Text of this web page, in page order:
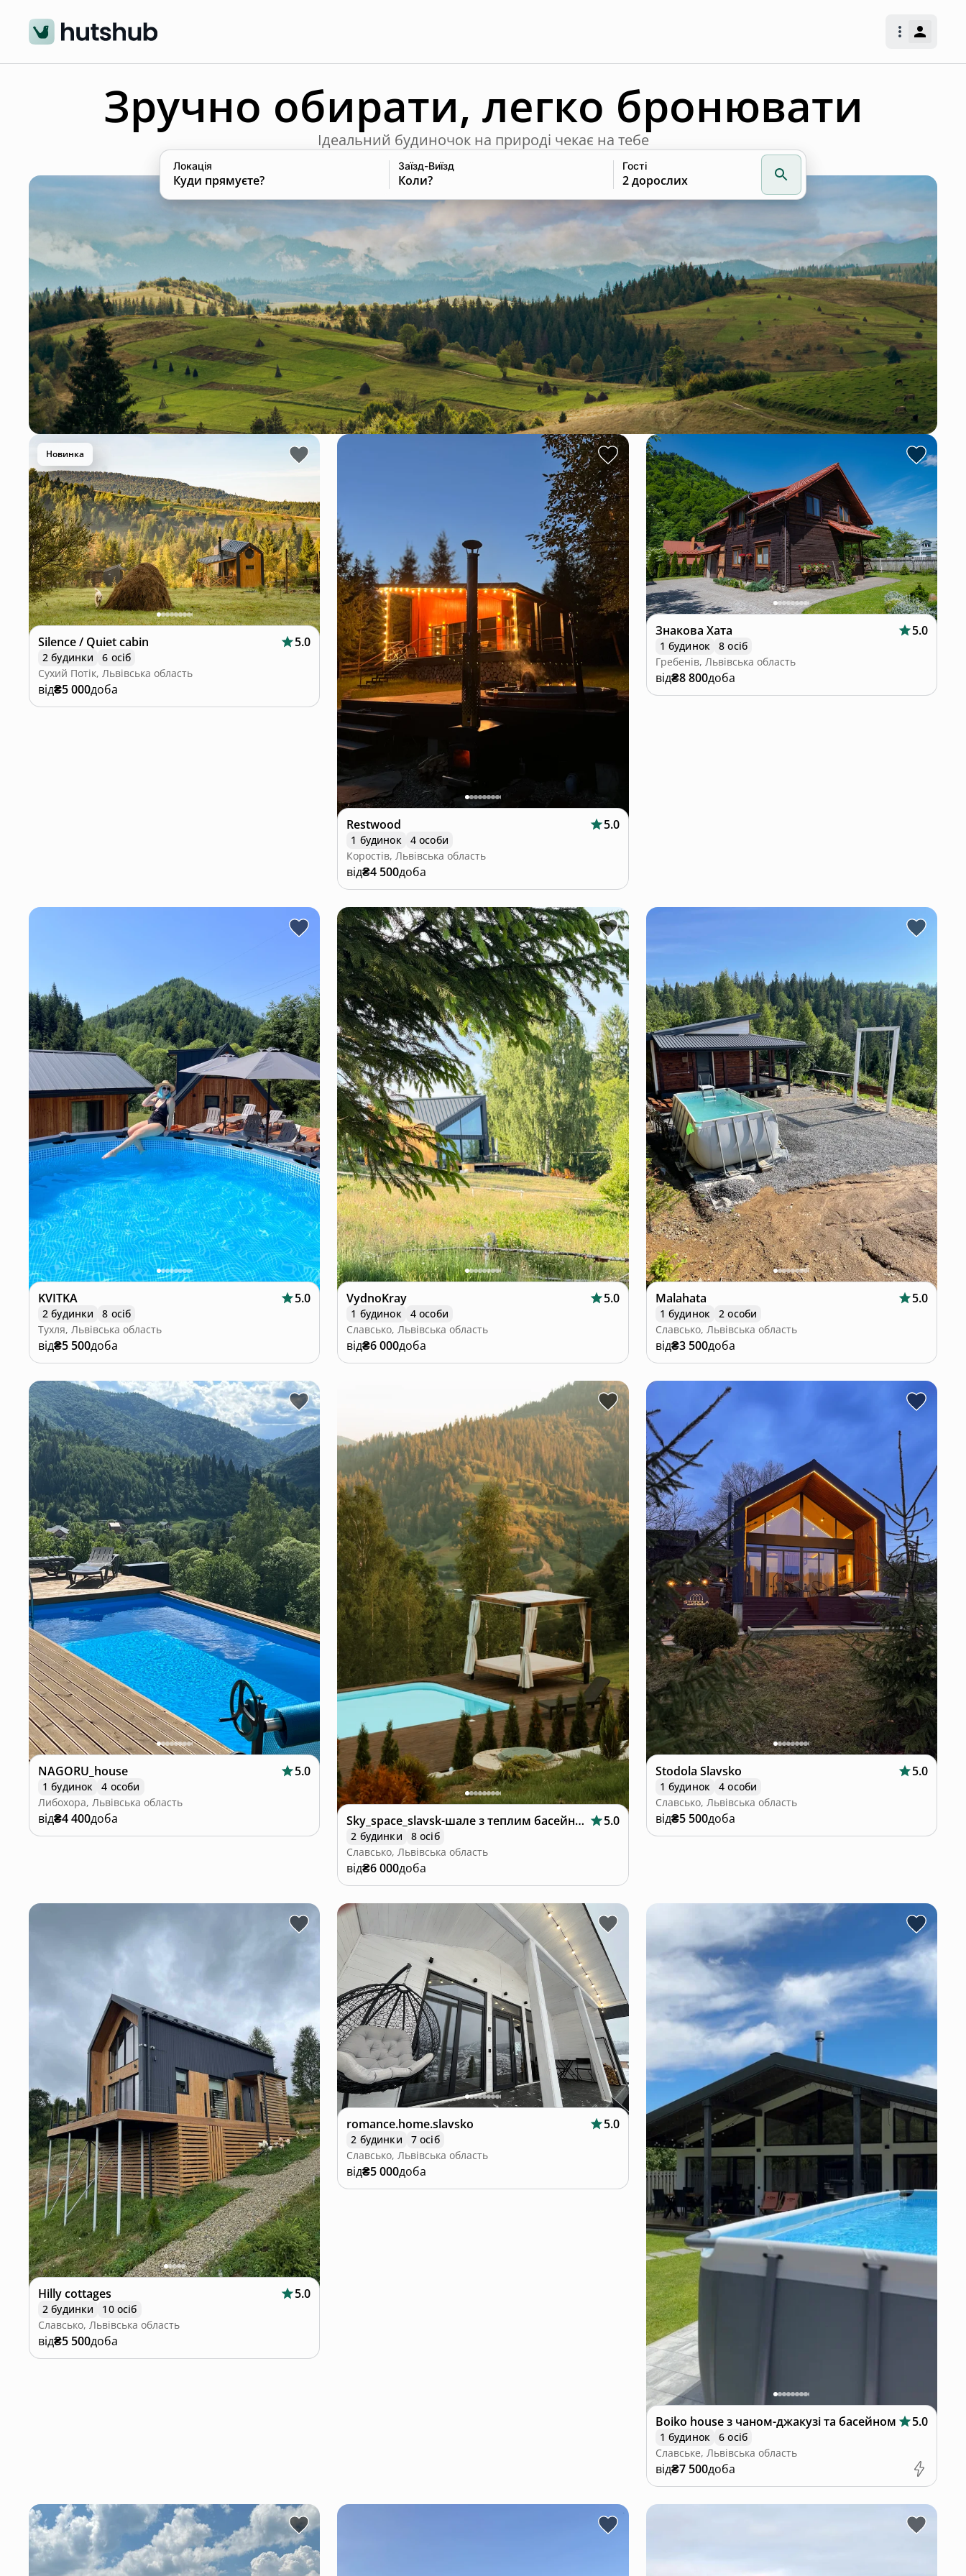
Зручно обирати, легко бронювати
Ідеальний будиночок на природі чекає на тебе
Локація Заїзд-Виїзд
Коли?
Гості
2 дорослих
Новинка
Silence / Quiet cabin 5.0
2 будинки
6 осіб
Сухий Потік, Львівська область
від₴5 000доба
Restwood 5.0
1 будинок
4 особи
Коростів, Львівська область
від₴4 500доба
Знакова Хата 5.0
1 будинок
8 осіб
Гребенів, Львівська область
від₴8 800доба
KVITKA 5.0
2 будинки
8 осіб
Тухля, Львівська область
від₴5 500доба
VydnoKray 5.0
1 будинок
4 особи
Славсько, Львівська область
від₴6 000доба
Malahata 5.0
1 будинок
2 особи
Славсько, Львівська область
від₴3 500доба
NAGORU_house 5.0
1 будинок
4 особи
Либохора, Львівська область
від₴4 400доба Sky_space_slavsk-шале з теплим басейном🩵 5.0
2 будинки
8 осіб
Славсько, Львівська область
від₴6 000доба
Stodola Slavsko 5.0
1 будинок
4 особи
Славсько, Львівська область
від₴5 500доба
Hilly cottages 5.0
2 будинки
10 осіб
Славсько, Львівська область
від₴5 500доба
romance.home.slavsko 5.0
2 будинки
7 осіб
Славсько, Львівська область
від₴5 000доба
Boiko house з чаном-джакузі та басейном 5.0
1 будинок
6 осіб
Славське, Львівська область
від₴7 500доба